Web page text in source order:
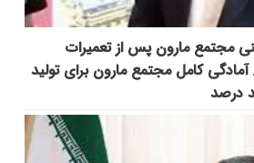
مجتمع مارون پس از تعمیرات
کامل مجتمع مارون برای تولید
درصد